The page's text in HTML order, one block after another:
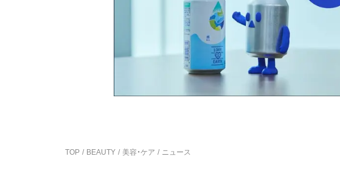
TOP BEAUTY 美容・ケア ニュース